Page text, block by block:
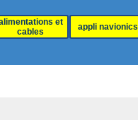
Sauter le menu
et
cables
appli navionics